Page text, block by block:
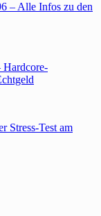
– Alle Infos zu den
Hardcore-
Stress-Test am